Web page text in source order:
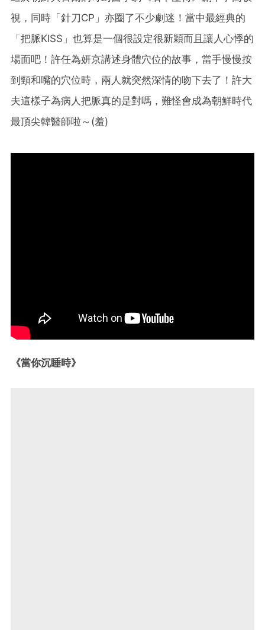
視，同時「針刀CP」亦圈了不少劇迷！當中最經典的
「把脈KISS」 也算是一個很設定很新穎而且讓人心悸的
場面吧！許任為妍京講述身體穴位的故事，當手慢慢按
到頸和嘴的穴位時，兩人就突然深情的吻下去了！許大
夫這樣子為病人 把脈真的是對嗎，難怪會成為朝鮮時代
最頂尖韓醫師啦～(羞)
《當你沉睡時》